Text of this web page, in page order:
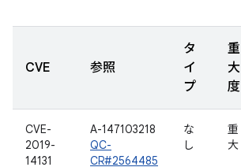
CVE 参照
タ
イ
プ
重
大
度
CVE-
2019-
14131
A-147103218
QC-
CR#2564485
な
し
重
大